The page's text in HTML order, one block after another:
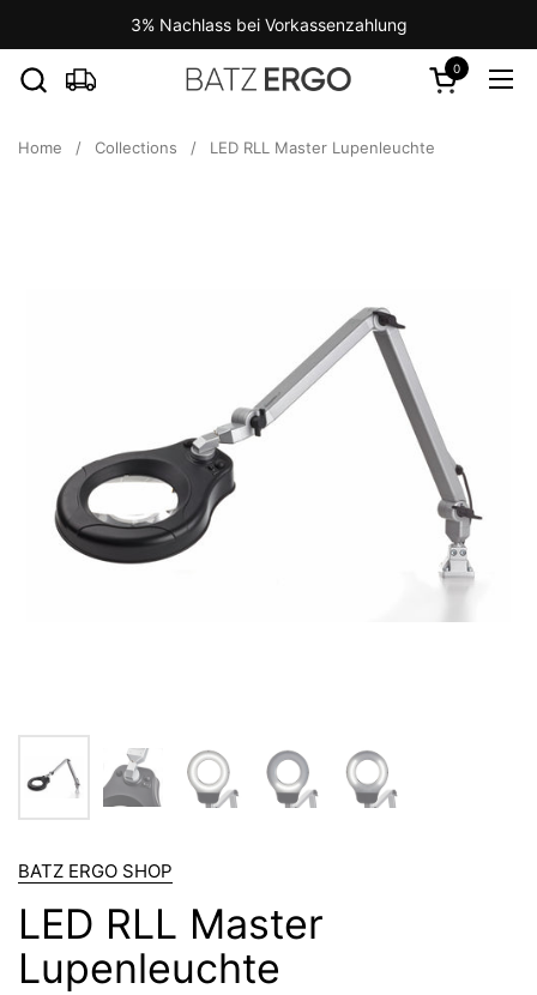
3% Nachlass bei Vorkassenzahlung
Open cart
0
Home / Collections / LED RLL Master Lupenleuchte
BATZ ERGO SHOP
LED RLL Master
Lupenleuchte